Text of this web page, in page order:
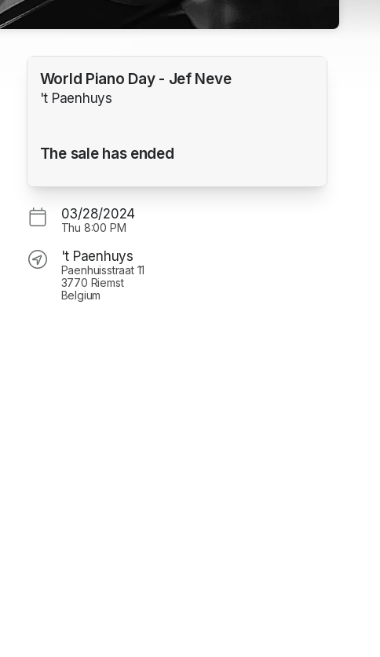
World Piano Day - Jef Neve
't Paenhuys
The sale has ended
03/28/2024
Thu 8:00 PM
't Paenhuys
Paenhuisstraat 11
3770 Riemst
Belgium